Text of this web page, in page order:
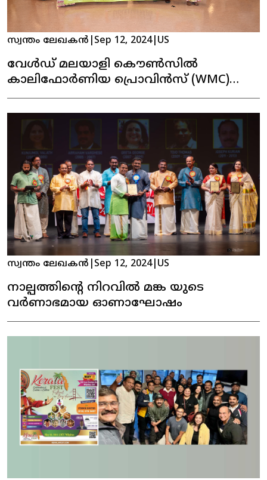
സ്വന്തം ലേഖകൻ Sep 12, 2024| US
വേൾഡ് മലയാളി കൌൺസിൽ
കാലിഫോർണിയ പ്രൊവിൻസ് (WMC)
കന്നി ഓണാഘോഷം
സ്വന്തം ലേഖകൻ Sep 12, 2024| US
നാല്പത്തിൻ്റെ നിറവിൽ മങ്ക യുടെ
വർണാഭമായ ഓണാഘോഷം